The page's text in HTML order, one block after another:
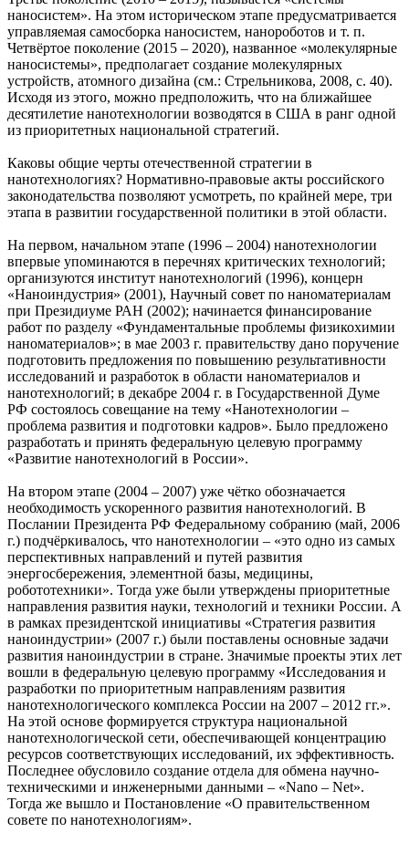
наносистем». На этом историческом этапе предусматривается
управляемая самосборка наносистем, нанороботов и т. п.
Четвёртое поколение (2015 – 2020), названное «молекулярные
наносистемы», предполагает создание молекулярных
устройств, атомного дизайна (см.: Стрельникова, 2008, с. 40).
Исходя из этого, можно предположить, что на ближайшее
десятилетие нанотехнологии возводятся в США в ранг одной
из приоритетных национальной стратегий.
Каковы общие черты отечественной стратегии в
нанотехнологиях? Нормативно-правовые акты российского
законодательства позволяют усмотреть, по крайней мере, три
этапа в развитии государственной политики в этой области.
На первом, начальном этапе (1996 – 2004) нанотехнологии
впервые упоминаются в перечнях критических технологий;
организуются институт нанотехнологий (1996), концерн
«Наноиндустрия» (2001), Научный совет по наноматериалам
при Президиуме РАН (2002); начинается финансирование
работ по разделу «Фундаментальные проблемы физикохимии
наноматериалов»; в мае 2003 г. правительству дано поручение
подготовить предложения по повышению результативности
исследований и разработок в области наноматериалов и
нанотехнологий; в декабре 2004 г. в Государственной Думе
РФ состоялось совещание на тему «Нанотехнологии –
проблема развития и подготовки кадров». Было предложено
разработать и принять федеральную целевую программу
«Развитие нанотехнологий в России».
На втором этапе (2004 – 2007) уже чётко обозначается
необходимость ускоренного развития нанотехнологий. В
Послании Президента РФ Федеральному собранию (май, 2006
г.) подчёркивалось, что нанотехнологии – «это одно из самых
перспективных направлений и путей развития
энергосбережения, элементной базы, медицины,
робототехники». Тогда уже были утверждены приоритетные
направления развития науки, технологий и техники России. А
в рамках президентской инициативы «Стратегия развития
наноиндустрии» (2007 г.) были поставлены основные задачи
развития наноиндустрии в стране. Значимые проекты этих лет
вошли в федеральную целевую программу «Исследования и
разработки по приоритетным направлениям развития
нанотехнологического комплекса России на 2007 – 2012 гг.».
На этой основе формируется структура национальной
нанотехнологической сети, обеспечивающей концентрацию
ресурсов соответствующих исследований, их эффективность.
Последнее обусловило создание отдела для обмена научно-
техническими и инженерными данными – «Nano – Net».
Тогда же вышло и Постановление «О правительственном
совете по нанотехнологиям».